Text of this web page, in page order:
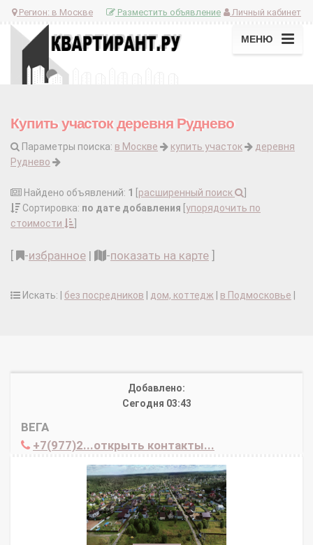
Регион: в Москве Личный кабинет
Разместить объявление
МЕНЮ
Купить участок деревня Руднево
Параметры поиска: в Москве купить участок
деревня
Руднево
Найдено объявлений: 1 расширенный поиск
Сортировка: по дате добавления упорядочить по
стоимости
-избранное | -показать на карте
Искать: | без посредников дом, коттедж в Подмосковье
Добавлено:
Сегодня 03:43
ВЕГА
+7(977)2...открыть контакты...